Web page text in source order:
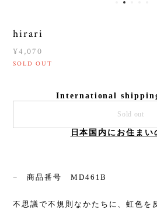
hirari
¥4,070
SOLD OUT
International
Sold out
日本国内にお住まい
− 商品番号 MD461B
不思議で不規則なかたちに、虹色を